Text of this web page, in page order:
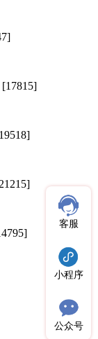
[17815]
客服
小程序
公众号